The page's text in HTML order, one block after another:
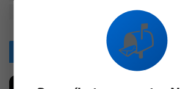
trending
Relacionados📬